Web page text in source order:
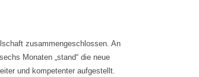
zusammengeschlossen. An
Monaten „stand“ die neue
und kompetenter aufgestellt.